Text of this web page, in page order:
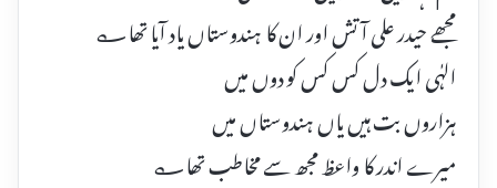
مجھے حیدر علی آتش اور ان کا ہندوستاں یاد آیا تھا؎
الہٰی ایک دل کس کس کو دوں میں
ہزاروں بت ہیں یاں ہندوستاں میں
میرے اندر کا واعظ مجھ سے مخاطب تھا؎